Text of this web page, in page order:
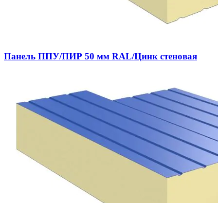
Панель ППУ/ПИР 50 мм RAL/Цинк стеновая